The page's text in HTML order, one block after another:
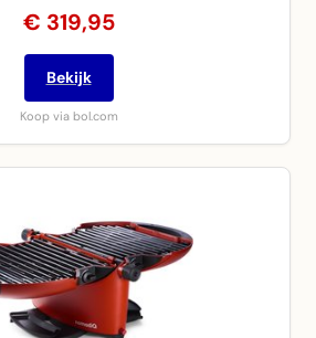
€ 319,95
Bekijk
Koop via bol.com